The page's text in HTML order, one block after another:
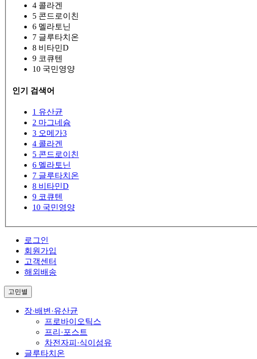
4 콜라겐
5 콘드로이친
6 멜라토닌
7 글루타치온
8 비타민D
9 코큐텐
10 국민영양
인기 검색어
1 유산균
2 마그네슘
3 오메가3
4 콜라겐
5 콘드로이친
6 멜라토닌
7 글루타치온
8 비타민D
9 코큐텐
10 국민영양
로그인
회원가입
고객센터
해외배송
고민별
장·배변·유산균
프로바이오틱스
프리·포스트
차전자피·식이섬유
글루타치온